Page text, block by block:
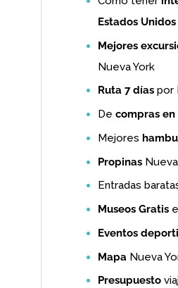
Estados Unidos
Mejores
Nueva York
Ruta 7 días por
De compras en
Mejores
Propinas
Entradas
Museos Gratis
Eventos
Mapa Nueva
Presupuesto